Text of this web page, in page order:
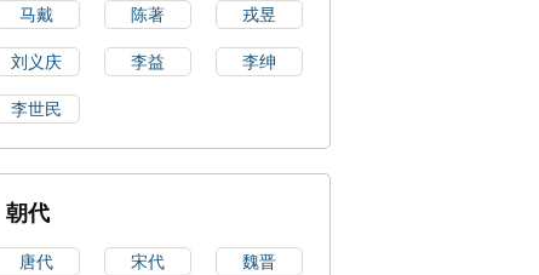
马戴 陈著 戎昱
刘义庆 李益 李绅
李世民
朝代
唐代 宋代 魏晋